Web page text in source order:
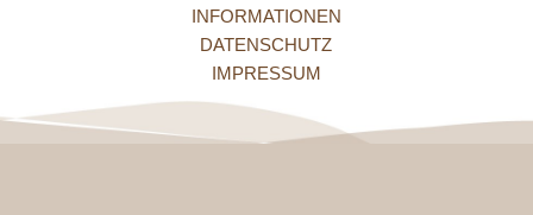
INFORMATIONEN
DATENSCHUTZ
IMPRESSUM